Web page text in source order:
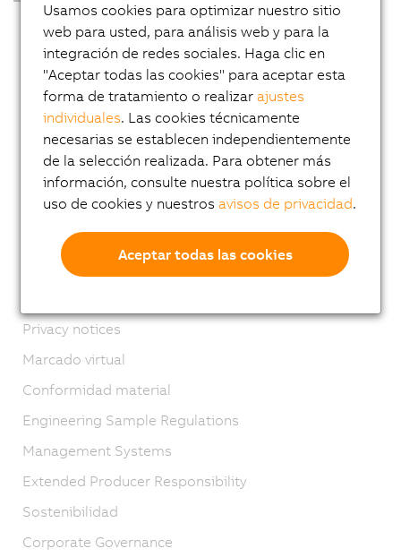
Sala de prensa
Blog
AutoMates
Servicio de noticias por e-mail de B&R
Carrera
Ubicaciones
Contacto
Imprint
Privacy notices
Marcado virtual
Conformidad material
Engineering Sample Regulations
Management Systems
Extended Producer Responsibility
Sostenibilidad
Corporate Governance
Usamos cookies para optimizar nuestro sitio
web para usted, para análisis web y para la
integración de redes sociales. Haga clic en
"Aceptar todas las cookies" para aceptar esta
forma de tratamiento o realizarajustes
individuales. Las cookies técnicamente
necesarias se establecen independientemente
de la selección realizada. Para obtener más
información, consulte nuestra política sobre el
uso de cookies y nuestrosavisos de privacidad.
Aceptar todas las cookies